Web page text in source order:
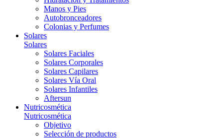
Manos y Pies
Autobronceadores
Colonias y Perfumes
Solares
Solares
Solares Faciales
Solares Corporales
Solares Capilares
Solares Vía Oral
Solares Infantiles
Aftersun
Nutricosmética
Nutricosmética
Objetivo
Selección de productos